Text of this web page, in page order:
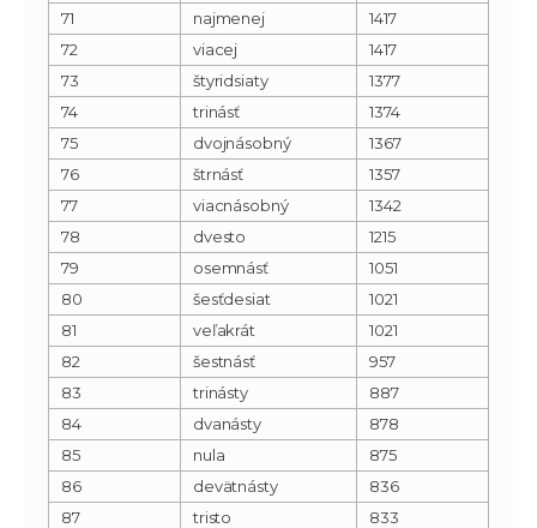
71
najmenej
1417
72
viacej
1417
73
štyridsiaty
1377
74
trinásť
1374
75
dvojnásobný
1367
76
štrnásť
1357
77
viacnásobný
1342
78
dvesto
1215
79
osemnásť
1051
80
šesťdesiat
1021
81
veľakrát
1021
82
šestnásť
957
83
trinásty
887
84
dvanásty
878
85
nula
875
86
devätnásty
836
87
tristo
833